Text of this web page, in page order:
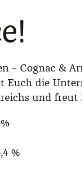
– Cognac &
Euch die
und freut
%